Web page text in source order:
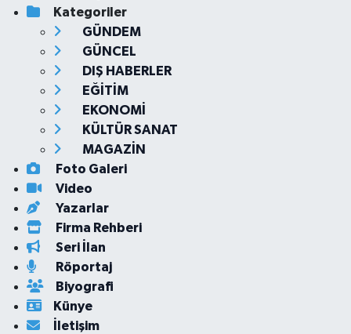
Kategoriler
GÜNDEM
GÜNCEL
DIŞ HABERLER
EĞİTİM
EKONOMİ
KÜLTÜR SANAT
MAGAZİN
Foto Galeri
Video
Yazarlar
Firma Rehberi
Seri İlan
Röportaj
Biyografi
Künye
İletişim